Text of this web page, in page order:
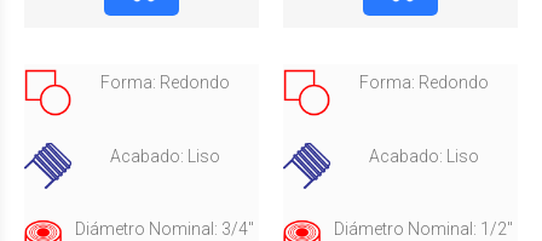
Forma: Redondo
Acabado: Liso
Diámetro Nominal: 3/4"
Forma: Redondo
Acabado: Liso
Diámetro Nominal: 1/2"